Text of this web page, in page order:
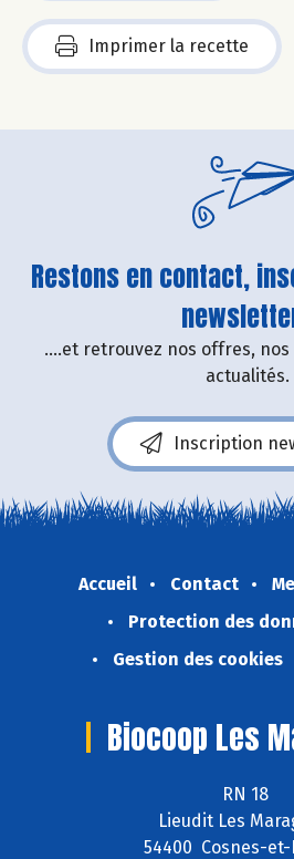
Imprimer la recette
Restons en contact,
....et retrouvez nos offres,
actualités.
Inscription
Accueil Contact
Protection des
Gestion des cookies
Biocoop Les
RN 18
Lieudit Les
54400 Cosnes-et-